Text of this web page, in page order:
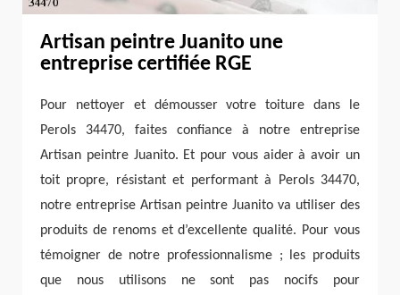
Artisan peintre Juanito une
entreprise certifiée RGE
Pour nettoyer et démousser votre toiture dans le
Perols 34470, faites confiance à notre entreprise
Artisan peintre Juanito. Et pour vous aider à avoir un
toit propre, résistant et performant à Perols 34470,
notre entreprise Artisan peintre Juanito va utiliser des
produits de renoms et d’excellente qualité. Pour vous
témoigner de notre professionnalisme ; les produits
que nous utilisons ne sont pas nocifs pour